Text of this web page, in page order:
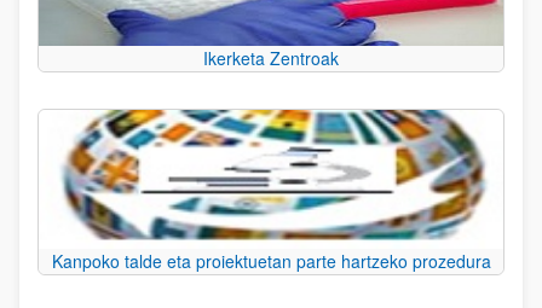
Ikerketa Zentroak
Kanpoko talde eta proiektuetan parte hartzeko prozedura